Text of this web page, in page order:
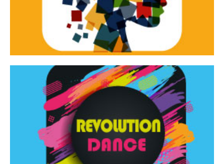
Tracce dinamiche
Revolution Dance
Rassegna di danza contemporanea – I Edizione